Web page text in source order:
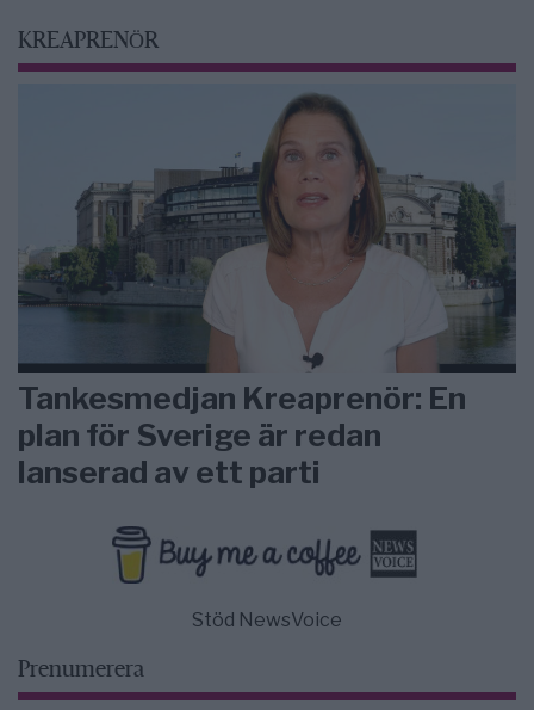
KREAPRENÖR
Tankesmedjan Kreaprenör: En
plan för Sverige är redan
lanserad av ett parti
Stöd NewsVoice
Prenumerera